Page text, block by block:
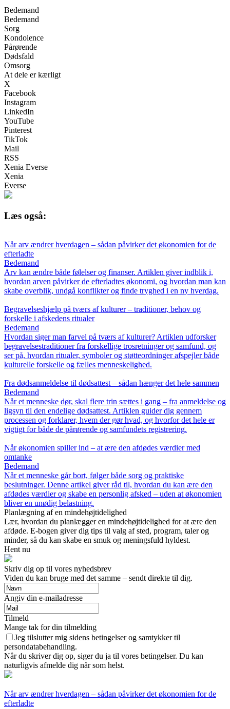
Bedemand
Bedemand
Sorg
Kondolence
Pårørende
Dødsfald
Omsorg
At dele er kærligt
X
Facebook
Instagram
LinkedIn
YouTube
Pinterest
TikTok
Mail
RSS
Xenia Everse
Xenia
Everse
Læs også:
Når arv ændrer hverdagen – sådan påvirker det økonomien for de
efterladte
Bedemand
Arv kan ændre både følelser og finanser. Artiklen giver indblik i,
hvordan arven påvirker de efterladtes økonomi, og hvordan man kan
skabe overblik, undgå konflikter og finde tryghed i en ny hverdag.
Begravelseshjælp på tværs af kulturer – traditioner, behov og
forskelle i afskedens ritualer
Bedemand
Hvordan siger man farvel på tværs af kulturer? Artiklen udforsker
begravelsestraditioner fra forskellige trosretninger og samfund, og
ser på, hvordan ritualer, symboler og støtteordninger afspejler både
kulturelle forskelle og fælles menneskelighed.
Fra dødsanmeldelse til dødsattest – sådan hænger det hele sammen
Bedemand
Når et menneske dør, skal flere trin sættes i gang – fra anmeldelse og
ligsyn til den endelige dødsattest. Artiklen guider dig gennem
processen og forklarer, hvem der gør hvad, og hvorfor det hele er
vigtigt for både de pårørende og samfundets registrering.
Når økonomien spiller ind – at ære den afdødes værdier med
omtanke
Bedemand
Når et menneske går bort, følger både sorg og praktiske
beslutninger. Denne artikel giver råd til, hvordan du kan ære den
afdødes værdier og skabe en personlig afsked – uden at økonomien
bliver en unødig belastning.
Planlægning af en mindehøjtidelighed
Lær, hvordan du planlægger en mindehøjtidelighed for at ære den
afdøde. E-bogen giver dig tips til valg af sted, program, taler og
minder, så du kan skabe en smuk og meningsfuld hyldest.
Hent nu
Skriv dig op til vores nyhedsbrev
Viden du kan bruge med det samme – sendt direkte til dig.
Angiv din e-mailadresse
Tilmeld
Mange tak for din tilmelding
Jeg tilslutter mig sidens betingelser og samtykker til
persondatabehandling.
Når du skriver dig op, siger du ja til vores betingelser. Du kan
naturligvis afmelde dig når som helst.
Når arv ændrer hverdagen – sådan påvirker det økonomien for de
efterladte